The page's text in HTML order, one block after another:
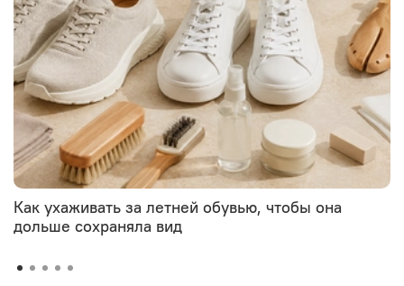
Как ухаживать за летней обувью, чтобы она
дольше сохраняла вид